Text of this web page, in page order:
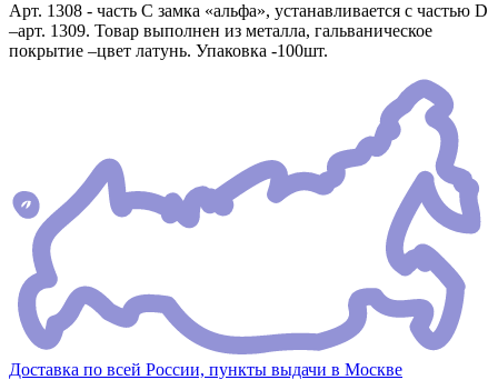
Арт. 1308 - часть С замка «альфа», устанавливается с частью D
–арт. 1309. Товар выполнен из металла, гальваническое
покрытие –цвет латунь. Упаковка -100шт.
Доставка по всей России, пункты выдачи в Москве